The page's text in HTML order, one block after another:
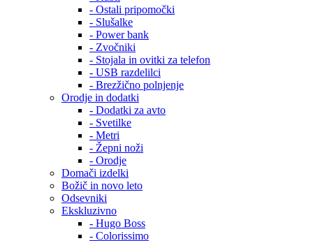
- Ostali pripomočki
- Slušalke
- Power bank
- Zvočniki
- Stojala in ovitki za telefon
- USB razdelilci
- Brezžično polnjenje
Orodje in dodatki
- Dodatki za avto
- Svetilke
- Metri
- Žepni noži
- Orodje
Domači izdelki
Božič in novo leto
Odsevniki
Ekskluzivno
- Hugo Boss
- Colorissimo